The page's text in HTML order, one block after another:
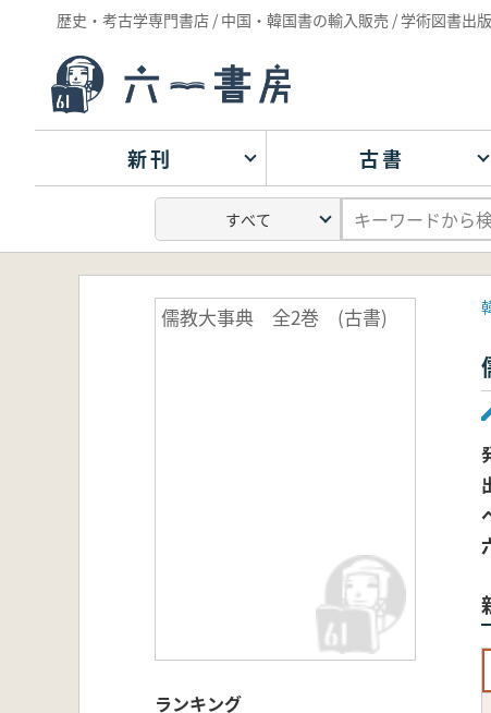
歴史・考古学専門書店 / 中国・韓国書の輸入販売 / 学術図書出版
新刊 古書
儒教大事典 全2巻 (古書)
ランキング